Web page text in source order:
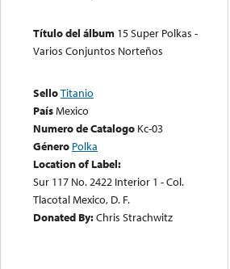
Título del álbum 15 Super Polkas -
Varios Conjuntos Norteños
SelloTitanio
PaísMexico
Numero de Catalogo Kc-03
Género Polka
Location of Label:
Sur 117 No. 2422 Interior 1 - Col.
Tlacotal Mexico, D. F.
Donated By:Chris Strachwitz